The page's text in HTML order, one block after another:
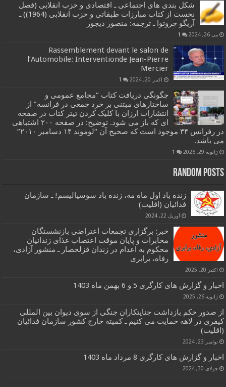
شکل بندی های اجتماعی ـ اقتصادی و حزب انقلابی (فصل
نخست از کتاب مبارزات طبقاتی و حزب انقلابی (1964)) ـ
آریگو چروتوا ـ ترجمه: منصور دیجور
می 26, 2024 1
Rassemblement devant le salon de
l’Automobile: Interventionde Jean-Pierre
Mercier
اکتبر 20, 2024 1
چگونگی دریافت کتاب “مجامع عمومی و
ساختارهای مبتنی بر خرد جمعی در فرانسه” از
انتشارات ارزان با کلیک کردن تیتر کتاب در صفحه
ای که باز می شود. توضیح: در صفحه ۲۰۰ اشتباهی
در رفرانس ۳۴ موجود است که صحیح آن “لوموند ۱۴ دسامبر ۲۰۱۰”
می باشد.
ژانویه 29, 2026 1
Random Posts
زنده باد اول ماه مه، زنده باد سوسیالیسم! ـ سازمان
فدائیان (اقلیت)
آوریل 22, 2024
خبر: برگزاری تجمعات اعتراضی بازنشستگان
مخابرات و پایان موقت اعتصاب غذای زندانیان
محکوم به اعدام در زندان قزلحصار ـ منشور آزادی،
رفاه، برابری
اکتبر 20, 2025
اخبار و گزارش های کارگری 5 و 6 بهمن ماه 1403
ژانویه 26, 2025
از صدور حکم بازداشت جنایتکاران جنگی از سوی دیوان بین المللی
کیفری در لاهه حمایت می کنیم ـ کمیته خارج کشور سازمان فدائیان
(اقلیت)
نوامبر 23, 2024
اخبار و گزارش های کارگری 8 مرداد ماه 1403
جولای 30, 2024